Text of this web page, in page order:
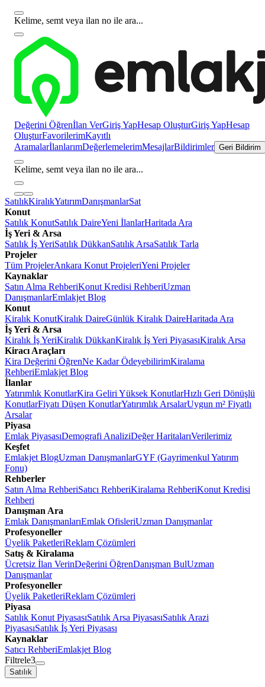
Kelime, semt veya ilan no ile ara...
Değerini Öğrenİlan VerGiriş YapHesap OluşturGiriş YapHesap
OluşturFavorilerimKayıtlı
AramalarİlanlarımDeğerlemelerimMesajlarBildirimler Geri Bildirim
Kelime, semt veya ilan no ile ara...
SatılıkKiralıkYatırımDanışmanlarSat
Konut
Satılık KonutSatılık DaireYeni İlanlarHaritada Ara
İş Yeri & Arsa
Satılık İş YeriSatılık DükkanSatılık ArsaSatılık Tarla
Projeler
Tüm ProjelerAnkara Konut ProjeleriYeni Projeler
Kaynaklar
Satın Alma RehberiKonut Kredisi RehberiUzman
DanışmanlarEmlakjet Blog
Konut
Kiralık KonutKiralık DaireGünlük Kiralık DaireHaritada Ara
İş Yeri & Arsa
Kiralık İş YeriKiralık DükkanKiralık İş Yeri PiyasasıKiralık Arsa
Kiracı Araçları
Kira Değerini ÖğrenNe Kadar ÖdeyebilirimKiralama
RehberiEmlakjet Blog
İlanlar
Yatırımlık KonutlarKira Geliri Yüksek KonutlarHızlı Geri Dönüşlü
KonutlarFiyatı Düşen KonutlarYatırımlık ArsalarUygun m² Fiyatlı
Arsalar
Piyasa
Emlak PiyasasıDemografi AnaliziDeğer HaritalarıVerilerimiz
Keşfet
Emlakjet BlogUzman DanışmanlarGYF (Gayrimenkul Yatırım
Fonu)
Rehberler
Satın Alma RehberiSatıcı RehberiKiralama RehberiKonut Kredisi
Rehberi
Danışman Ara
Emlak DanışmanlarıEmlak OfisleriUzman Danışmanlar
Profesyoneller
Üyelik PaketleriReklam Çözümleri
Satış & Kiralama
Ücretsiz İlan VerinDeğerini ÖğrenDanışman BulUzman
Danışmanlar
Profesyoneller
Üyelik PaketleriReklam Çözümleri
Piyasa
Satılık Konut PiyasasıSatılık Arsa PiyasasıSatılık Arazi
PiyasasıSatılık İş Yeri Piyasası
Kaynaklar
Satıcı RehberiEmlakjet Blog
Filtrele3
Satılık